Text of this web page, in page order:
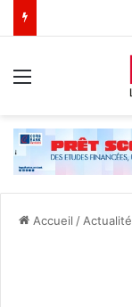
Accueil / Actualité